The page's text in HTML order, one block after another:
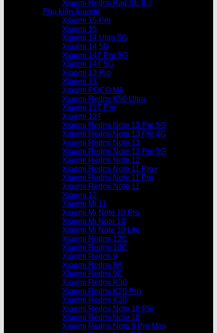
Xiaomi Redmi Pad SE 8.7
Phụ kiện Xiaomi
Xiaomi 15 Pro
Xiaomi 15
Xiaomi 14 Ultra 5G
Xiaomi 14 5G
Xiaomi 14T Pro 5G
Xiaomi 14T 5G
Xiaomi 13 Pro
Xiaomi 13
Xiaomi POCO M6
Xiaomi Redmi K50 Ultra
Xiaomi 12T Pro
Xiaomi 12T
Xiaomi Redmi Note 13 Pro 5G
Xiaomi Redmi Note 13 Pro 4G
Xiaomi Redmi Note 13
Xiaomi Redmi Note 12 Pro 5G
Xiaomi Redmi Note 12
Xiaomi Redmi Note 11 Pro+
Xiaomi Redmi Note 11 Pro
Xiaomi Redmi Note 11
Xiaomi 12
Xiaomi Mi 11
Xiaomi Mi Note 10 Pro
Xiaomi Mi Note 10
Xiaomi Mi Note 10 Lite
Xiaomi Redmi 12C
Xiaomi Redmi 10C
Xiaomi Redmi 9
Xiaomi Redmi 9A
Xiaomi Redmi 9C
Xiaomi Redmi K30
Xiaomi Redmi K20 Pro
Xiaomi Redmi K20
Xiaomi Redmi Note 10 Pro
Xiaomi Redmi Note 10
Xiaomi Redmi Note 9 Pro Max